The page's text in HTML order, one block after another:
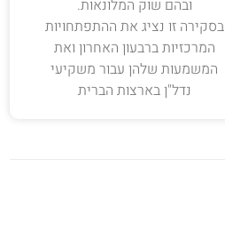
ובהם שוק המלונאות.
בסקירה זו נציג את ההתפתחויות
המרכזיות ברבעון האחרון ואת
המשמעות שלהן עבור משקיעי
נדל"ן בארצות הברית